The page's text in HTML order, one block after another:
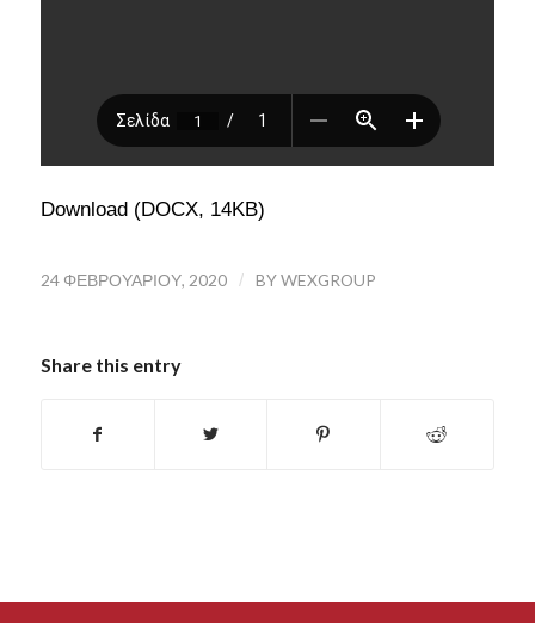
Download (DOCX, 14KB)
24 ΦΕΒΡΟΥΑΡΊΟΥ, 2020 / BYWEXGROUP
Share this entry